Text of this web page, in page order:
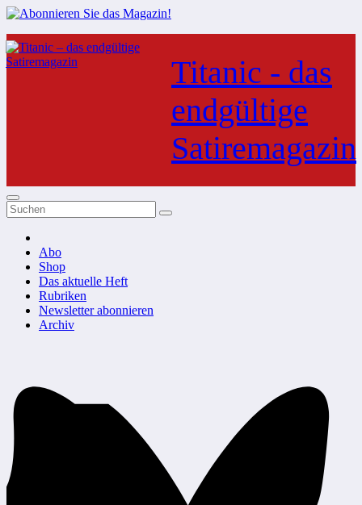
Zum
Inhalt
springen
Titanic - das
endgültige
Satiremagazin
Abo
Shop
Das aktuelle Heft
Rubriken
Newsletter abonnieren
Archiv